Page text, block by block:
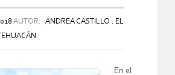
AUTOR:
ANDREA CASTILLO . EL
En el